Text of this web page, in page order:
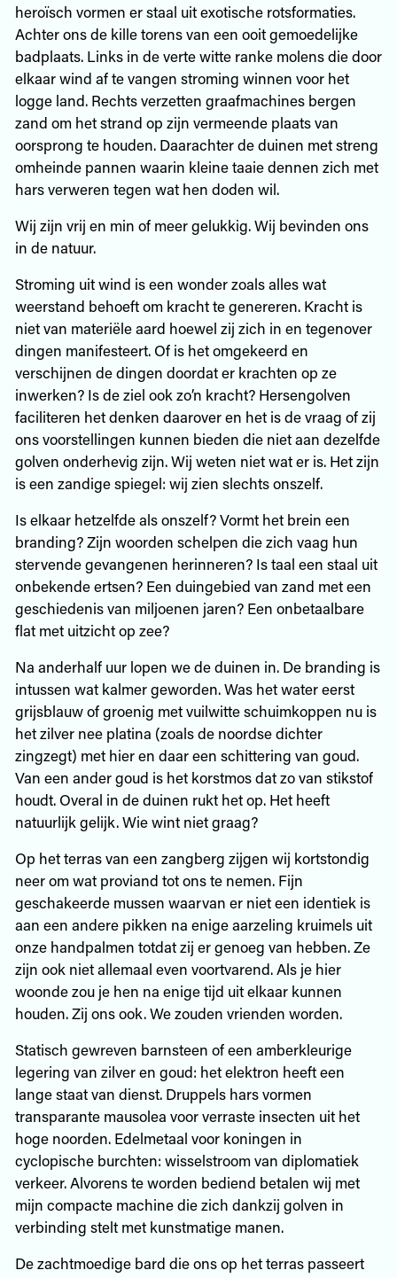
heroïsch vormen er staal uit exotische rotsformaties.
Achter ons de kille torens van een ooit gemoedelijke
badplaats. Links in de verte witte ranke molens die door
elkaar wind af te vangen stroming winnen voor het
logge land. Rechts verzetten graafmachines bergen
zand om het strand op zijn vermeende plaats van
oorsprong te houden. Daarachter de duinen met streng
omheinde pannen waarin kleine taaie dennen zich met
hars verweren tegen wat hen doden wil.
Wij zijn vrij en min of meer gelukkig. Wij bevinden ons
in de natuur.
Stroming uit wind is een wonder zoals alles wat
weerstand behoeft om kracht te genereren. Kracht is
niet van materiële aard hoewel zij zich in en tegenover
dingen manifesteert. Of is het omgekeerd en
verschijnen de dingen doordat er krachten op ze
inwerken? Is de ziel ook zo’n kracht? Hersengolven
faciliteren het denken daarover en het is de vraag of zij
ons voorstellingen kunnen bieden die niet aan dezelfde
golven onderhevig zijn. Wij weten niet wat er is. Het zijn
is een zandige spiegel: wij zien slechts onszelf.
Is elkaar hetzelfde als onszelf? Vormt het brein een
branding? Zijn woorden schelpen die zich vaag hun
stervende gevangenen herinneren? Is taal een staal uit
onbekende ertsen? Een duingebied van zand met een
geschiedenis van miljoenen jaren? Een onbetaalbare
flat met uitzicht op zee?
Na anderhalf uur lopen we de duinen in. De branding is
intussen wat kalmer geworden. Was het water eerst
grijsblauw of groenig met vuilwitte schuimkoppen nu is
het zilver nee platina (zoals de noordse dichter
zingzegt) met hier en daar een schittering van goud.
Van een ander goud is het korstmos dat zo van stikstof
houdt. Overal in de duinen rukt het op. Het heeft
natuurlijk gelijk. Wie wint niet graag?
Op het terras van een zangberg zijgen wij kortstondig
neer om wat proviand tot ons te nemen. Fijn
geschakeerde mussen waarvan er niet een identiek is
aan een andere pikken na enige aarzeling kruimels uit
onze handpalmen totdat zij er genoeg van hebben. Ze
zijn ook niet allemaal even voortvarend. Als je hier
woonde zou je hen na enige tijd uit elkaar kunnen
houden. Zij ons ook. We zouden vrienden worden.
Statisch gewreven barnsteen of een amberkleurige
legering van zilver en goud: het elektron heeft een
lange staat van dienst. Druppels hars vormen
transparante mausolea voor verraste insecten uit het
hoge noorden. Edelmetaal voor koningen in
cyclopische burchten: wisselstroom van diplomatiek
verkeer. Alvorens te worden bediend betalen wij met
mijn compacte machine die zich dankzij golven in
verbinding stelt met kunstmatige manen.
De zachtmoedige bard die ons op het terras passeert